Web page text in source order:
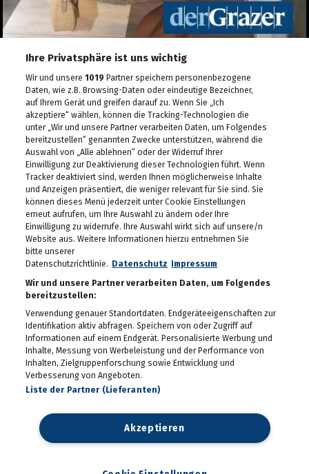
Ihre Privatsphäre ist uns wichtig
Wir und unsere1019 Partner speichern personenbezogene
Daten, wie z.B. Browsing-Daten oder eindeutige Bezeichner,
auf Ihrem Gerät und greifen darauf zu. Wenn Sie „Ich
akzeptiere“ wählen, können die Tracking-Technologien die
unter „Wir und unsere Partner verarbeiten Daten, um Folgendes
bereitzustellen“ genannten Zwecke unterstützen, während die
Auswahl von „Alle ablehnen“ oder der Widerruf Ihrer
Einwilligung zur Deaktivierung dieser Technologien führt. Wenn
Tracker deaktiviert sind, werden Ihnen möglicherweise Inhalte
und Anzeigen präsentiert, die weniger relevant für Sie sind. Sie
können dieses Menü jederzeit unter Cookie Einstellungen
erneut aufrufen, um Ihre Auswahl zu ändern oder Ihre
Einwilligung zu widerrufe. Ihre Auswahl wirkt sich auf unsere/n
Website aus. Weitere Informationen hierzu entnehmen Sie
bitte unserer
Datenschutzrichtlinie.
Datenschutz
Impressum
Wir und unsere Partner verarbeiten Daten, um Folgendes
bereitzustellen:
Verwendung genauer Standortdaten. Endgeräteeigenschaften zur
Identifikation aktiv abfragen. Speichern von oder Zugriff auf
Informationen auf einem Endgerät. Personalisierte Werbung und
Inhalte, Messung von Werbeleistung und der Performance von
Inhalten, Zielgruppenforschung sowie Entwicklung und
Verbesserung von Angeboten.
Liste der Partner (Lieferanten)
Akzeptieren